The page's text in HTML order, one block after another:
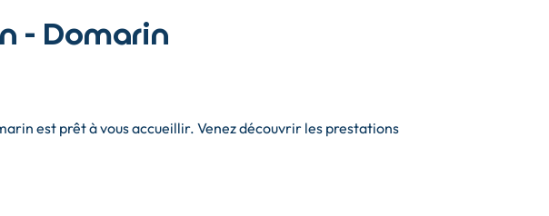
- Domarin
est prêt à vous accueillir. Venez découvrir les prestations